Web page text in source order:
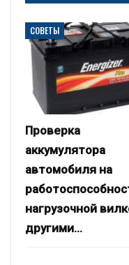
СОВЕТЫ
Проверка
аккумулятора
автомобиля на
нагрузочной
другими…